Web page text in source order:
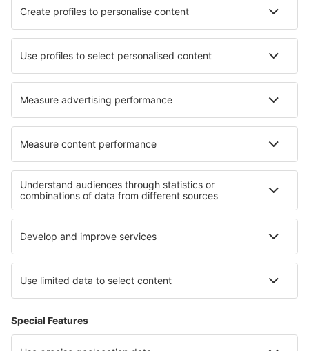
Ryanair
Wizz Air
Tui Fly
Transavia
Over eSky
Algemene voorwaarden
Mijn boekingen
Privacykennisgeving
Ondersteuning en contact
Privacy
Landen